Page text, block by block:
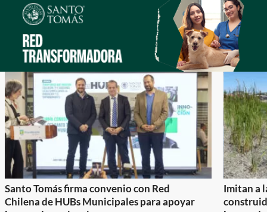
Santo Tomás firma convenio con Red
Chilena de HUBs Municipales para apoyar
Imitan a